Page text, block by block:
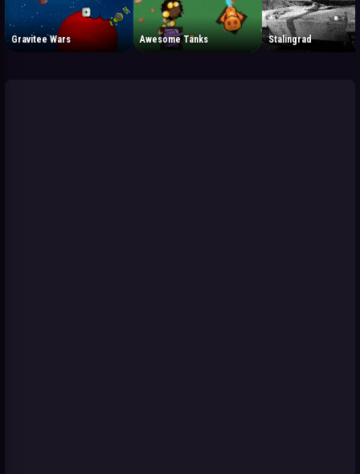
Gravitee Wars Awesome Tanks Stalingrad